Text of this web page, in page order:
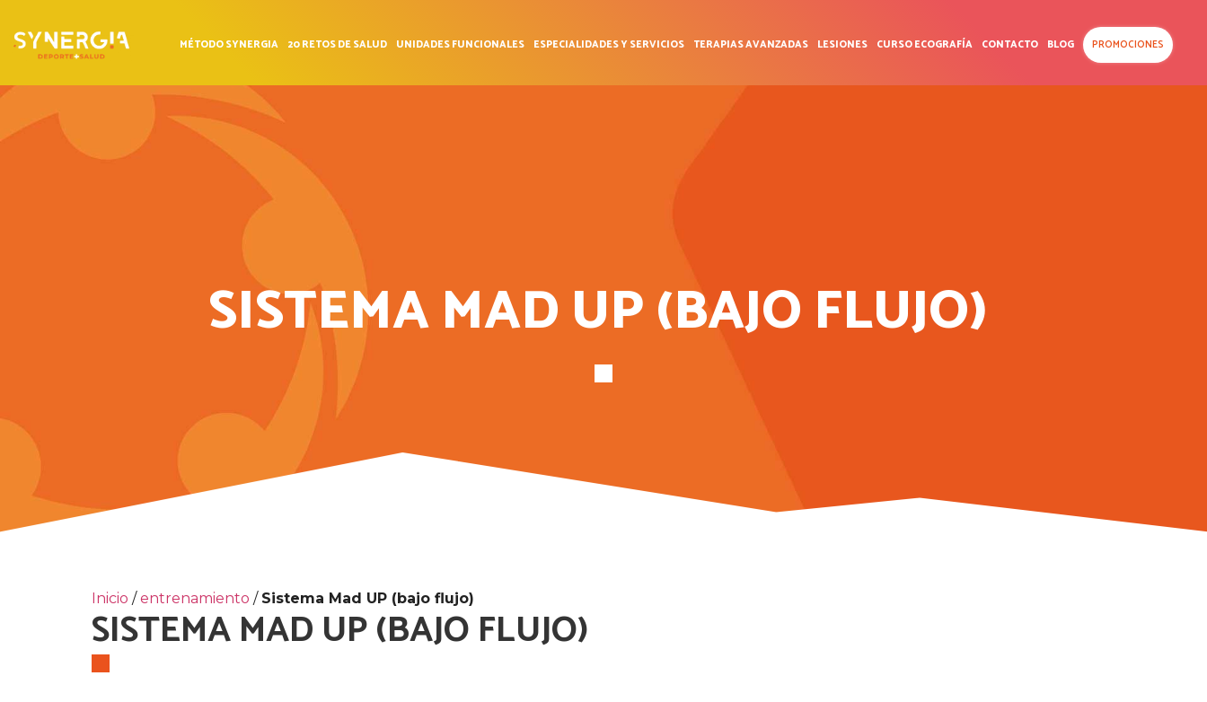
MÉTODO SYNERGIA 20 RETOS DE SALUD UNIDADES FUNCIONALES ESPECIALIDADES Y SERVICIOS TERAPIAS AVANZADAS LESIONES CURSO ECOGRAFÍA CONTACTO BLOG PROMOCIONES
SISTEMA MAD UP (BAJO FLUJO)
Inicio /entrenamiento / Sistema Mad UP (bajo flujo)
SISTEMA MAD UP (BAJO FLUJO)